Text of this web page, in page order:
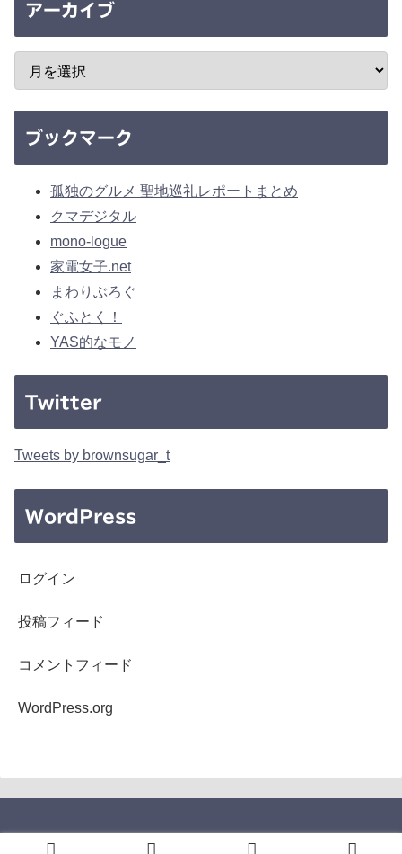
アーカイブ
ブックマーク
孤独のグルメ 聖地巡礼レポートまとめ
クマデジタル
mono-logue
家電女子.net
まわりぶろぐ
ぐふとく！
YAS的なモノ
Twitter
Tweets by brownsugar_t
WordPress
ログイン
投稿フィード
コメントフィード
WordPress.org